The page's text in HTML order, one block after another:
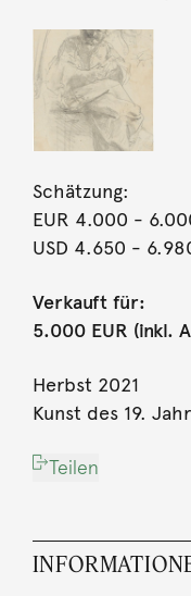
Schätzung:
EUR 4.000 -
USD 4.650 -
Verkauft für:
5.000 EUR (inkl.
Herbst 2021
Kunst des 19.
Teilen